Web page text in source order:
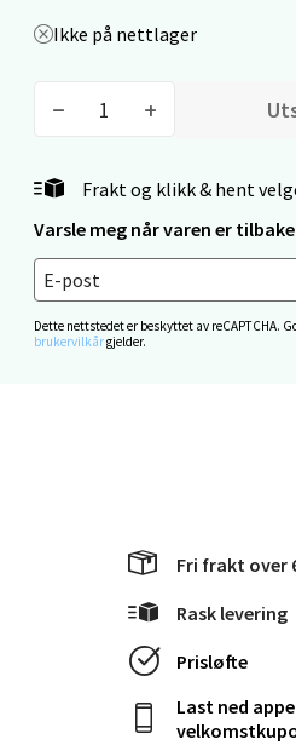
Ikke på nettlager
Frakt og klikk & hent
Varsle meg når varen er
Dette nettstedet er beskyttet av reCAPTCHA.
brukervilkårgjelder.
Fri frakt over
Rask levering
Prisløfte
Last ned
Åpent i dag 10-20
Mo i Rana - Thon
Fridtjof Nansensgate 22,
Åpent i dag 09-19
Ålesund - Thon
Langelandsvegen 25, 6010
Åpent i dag 10-20